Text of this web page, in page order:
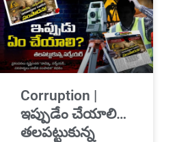
Corruption |
ఇప్పుడేం చేయాలి…
తలపట్టుకున్న